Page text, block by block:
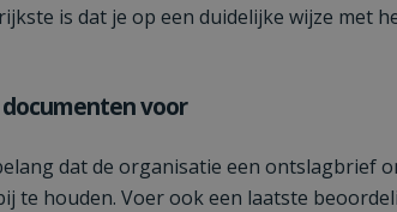
is dat je op een duidelijke wijze met
documenten voor
dat de organisatie een ontslagbrief
te houden. Voer ook een laatste